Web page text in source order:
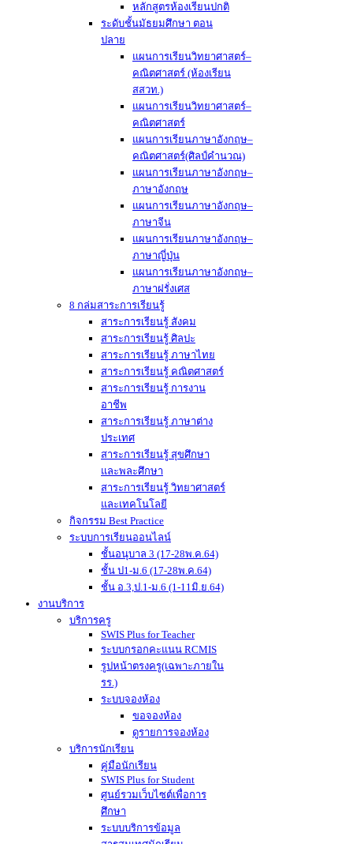
หลักสูตรห้องเรียนปกติ
ระดับชั้นมัธยมศึกษา ตอน
ปลาย
แผนการเรียนวิทยาศาสตร์–
คณิตศาสตร์ (ห้องเรียน
สสวท.)
แผนการเรียนวิทยาศาสตร์–
คณิตศาสตร์
แผนการเรียนภาษาอังกฤษ–
คณิตศาสตร์(ศิลป์คำนวณ)
แผนการเรียนภาษาอังกฤษ–
ภาษาอังกฤษ
แผนการเรียนภาษาอังกฤษ–
ภาษาจีน
แผนการเรียนภาษาอังกฤษ–
ภาษาญี่ปุ่น
แผนการเรียนภาษาอังกฤษ–
ภาษาฝรั่งเศส
8 กล่มสาระการเรียนรู้
สาระการเรียนรู้ สังคม
สาระการเรียนรู้ ศิลปะ
สาระการเรียนรู้ ภาษาไทย
สาระการเรียนรู้ คณิตศาสตร์
สาระการเรียนรู้ การงาน
อาชีพ
สาระการเรียนรู้ ภาษาต่าง
ประเทศ
สาระการเรียนรู้ สุขศึกษา
และพละศึกษา
สาระการเรียนรู้ วิทยาศาสตร์
และเทคโนโลยี
กิจกรรม Best Practice
ระบบการเรียนออนไลน์
ชั้นอนุบาล 3 (17-28พ.ค.64)
ชั้น ป1-ม.6 (17-28พ.ค.64)
ชั้น อ.3,ป.1-ม.6 (1-11มิ.ย.64)
งานบริการ
บริการครู
SWIS Plus for Teacher
ระบบกรอกคะแนน RCMIS
รูปหน้าตรงครู(เฉพาะภายใน
รร.)
ระบบจองห้อง
ขอจองห้อง
ดูรายการจองห้อง
บริการนักเรียน
คู่มือนักเรียน
SWIS Plus for Student
ศูนย์รวมเว็บไซต์เพื่อการ
ศึกษา
ระบบบริการข้อมูล